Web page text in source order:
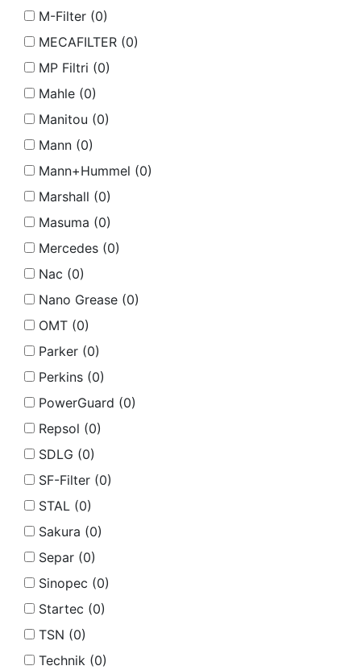
M-Filter (0)
MECAFILTER (0)
MP Filtri (0)
Mahle (0)
Manitou (0)
Mann (0)
Mann+Hummel (0)
Marshall (0)
Masuma (0)
Mercedes (0)
Nac (0)
Nano Grease (0)
OMT (0)
Parker (0)
Perkins (0)
PowerGuard (0)
Repsol (0)
SDLG (0)
SF-Filter (0)
STAL (0)
Sakura (0)
Separ (0)
Sinopec (0)
Startec (0)
TSN (0)
Technik (0)